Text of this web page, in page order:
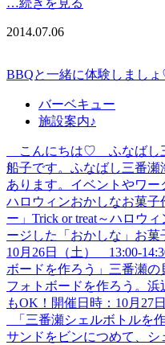
2014.07.06
BBQと一緒に体験しまし
バーベキュー
施設案内♪
こんにちは♡ ふなばし
船子です。ふなばし三番
あります。イベントやワ
ハロウィンおかしなお菓
ー」Trick or treat～ハロウ
ージした「おかしな」お菓
10月26日（土） 13:00-
ボードを作ろう」三番瀬
フォトボードを作ろう。
もOK！開催日時：10月27
「三番瀬シェルボトルを
サンドをビンにつめて、シ